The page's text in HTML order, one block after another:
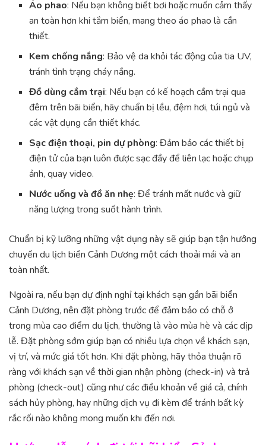
Áo phao: Nếu bạn không biết bơi hoặc muốn cảm thấy
an toàn hơn khi tắm biển, mang theo áo phao là cần
thiết.
Kem chống nắng: Bảo vệ da khỏi tác động của tia UV,
tránh tình trạng cháy nắng.
Đồ dùng cắm trại: Nếu bạn có kế hoạch cắm trại qua
đêm trên bãi biển, hãy chuẩn bị lều, đệm hơi, túi ngủ và
các vật dụng cần thiết khác.
Sạc điện thoại, pin dự phòng: Đảm bảo các thiết bị
điện tử của bạn luôn được sạc đầy để liên lạc hoặc chụp
ảnh, quay video.
Nước uống và đồ ăn nhẹ: Để tránh mất nước và giữ
năng lượng trong suốt hành trình.
Chuẩn bị kỹ lưỡng những vật dụng này sẽ giúp bạn tận hưởng
chuyến du lịch biển Cảnh Dương một cách thoải mái và an
toàn nhất.
Ngoài ra, nếu bạn dự định nghỉ tại khách sạn gần bãi biển
Cảnh Dương, nên đặt phòng trước để đảm bảo có chỗ ở
trong mùa cao điểm du lịch, thường là vào mùa hè và các dịp
lễ. Đặt phòng sớm giúp bạn có nhiều lựa chọn về khách sạn,
vị trí, và mức giá tốt hơn. Khi đặt phòng, hãy thỏa thuận rõ
ràng với khách sạn về thời gian nhận phòng (check-in) và trả
phòng (check-out) cũng như các điều khoản về giá cả, chính
sách hủy phòng, hay những dịch vụ đi kèm để tránh bất kỳ
rắc rối nào không mong muốn khi đến nơi.